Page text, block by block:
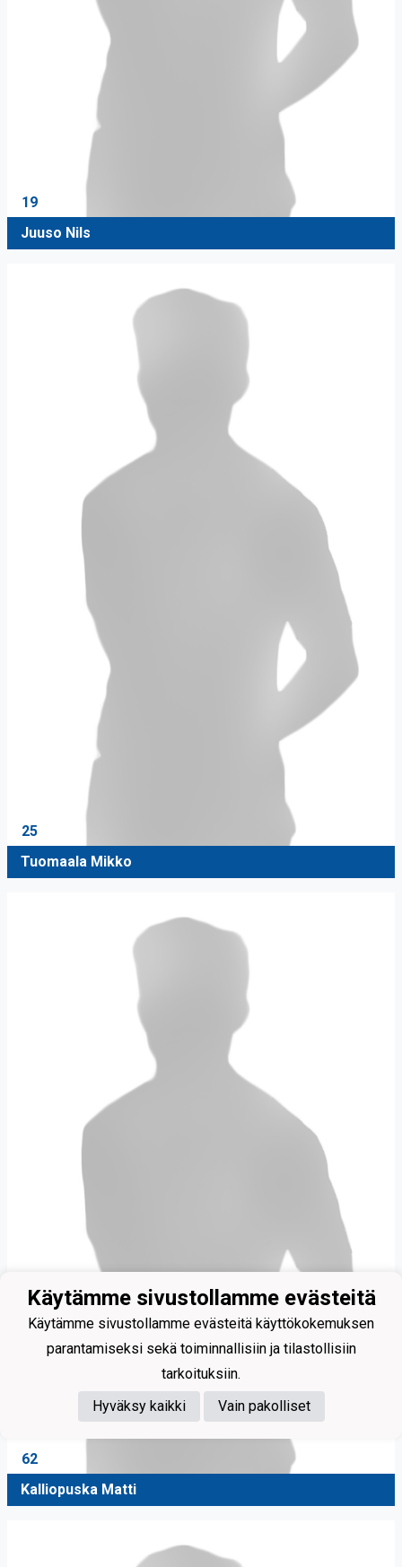
19
Juuso Nils
25
Tuomaala Mikko
62
Kalliopuska Matti
Käytämme sivustollamme evästeitä
Käytämme sivustollamme evästeitä käyttökokemuksen
parantamiseksi sekä toiminnallisiin ja tilastollisiin
tarkoituksiin.
Hyväksy kaikki
Vain pakolliset